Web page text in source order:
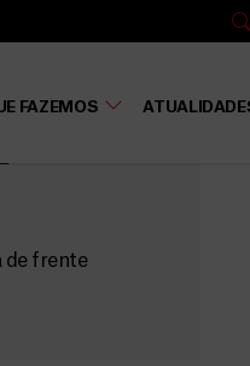
FAZEMOS
de frente